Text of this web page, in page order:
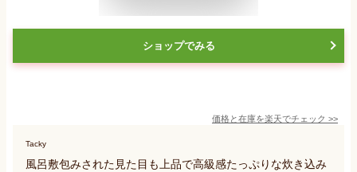
ショップでみる
価格と在庫を楽天でチェック >>
Tacky
風呂敷包みされた見た目も上品で高級感たっぷりな炊き込み